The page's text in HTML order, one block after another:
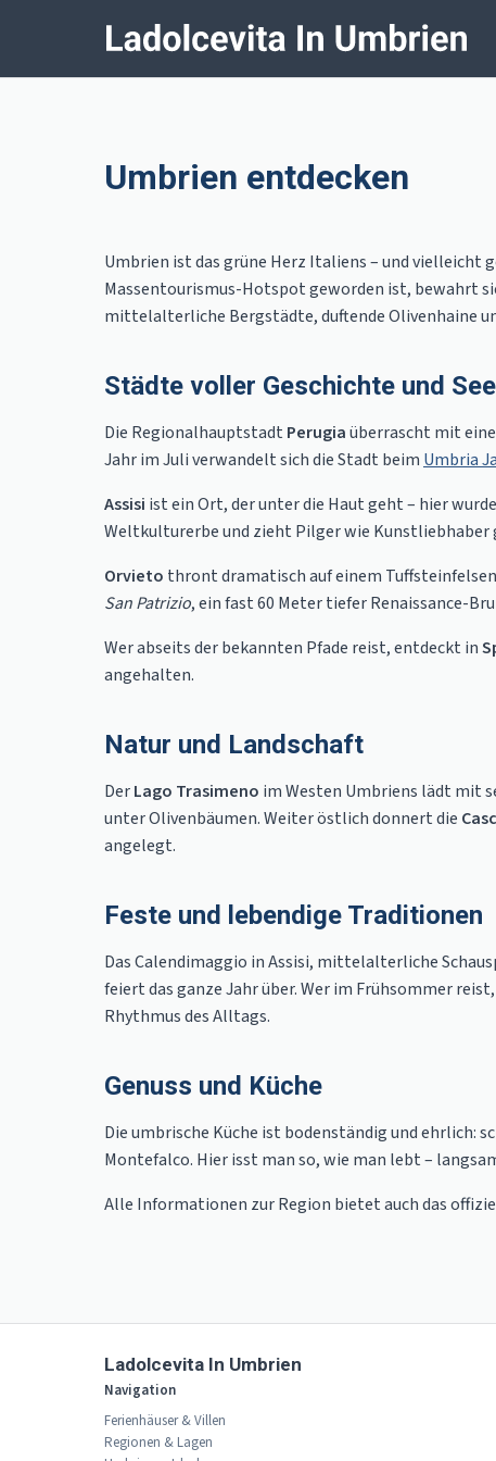
Umbrien entdecken
Umbrien ist das grüne Herz Italiens – und vielleicht
Massentourismus-Hotspot geworden ist, bewahrt
mittelalterliche Bergstädte, duftende Olivenhaine
Städte voller Geschichte und
Die Regionalhauptstadt Perugiaüberrascht mit
Jahr im Juli verwandelt sich die Stadt beim Umbria
Assisi ist ein Ort, der unter die Haut geht – hier
Weltkulturerbe und zieht Pilger wie Kunstliebhaber
Orvieto thront dramatisch auf einem
San Patrizio, ein fast 60 Meter tiefer Renaissance-
Wer abseits der bekannten Pfade reist, entdeckt in
angehalten.
Natur und Landschaft
DerLago Trasimeno im Westen Umbriens lädt mit
unter Olivenbäumen. Weiter östlich donnert die
angelegt.
Feste und lebendige Traditionen
Das Calendimaggio in Assisi, mittelalterliche
feiert das ganze Jahr über. Wer im Frühsommer
Rhythmus des Alltags.
Genuss und Küche
Die umbrische Küche ist bodenständig und ehrlich:
Montefalco. Hier isst man so, wie man lebt –
Alle Informationen zur Region bietet auch das
Ladolcevita In Umbrien
Navigation
Ferienhäuser & Villen
Regionen & Lagen